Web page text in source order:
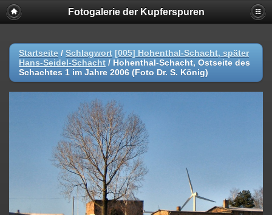
Fotogalerie der Kupferspuren
Startseite / Schlagwort [005] Hohenthal-Schacht, später
Hans-Seidel-Schacht / Hohenthal-Schacht, Ostseite des
Schachtes 1 im Jahre 2006 (Foto Dr. S. König)